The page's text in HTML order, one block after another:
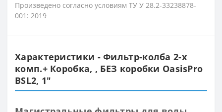
Произведено согласно условиям ТУ У 28.2-33238878-
001: 2019
Характеристики - Фильтр-колба 2-х
комп.+ Коробка, , БЕЗ коробки OasisPro
BSL2, 1″